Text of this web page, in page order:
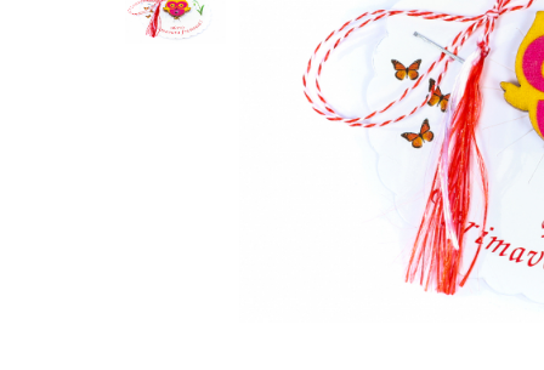
Magneti de Craciun